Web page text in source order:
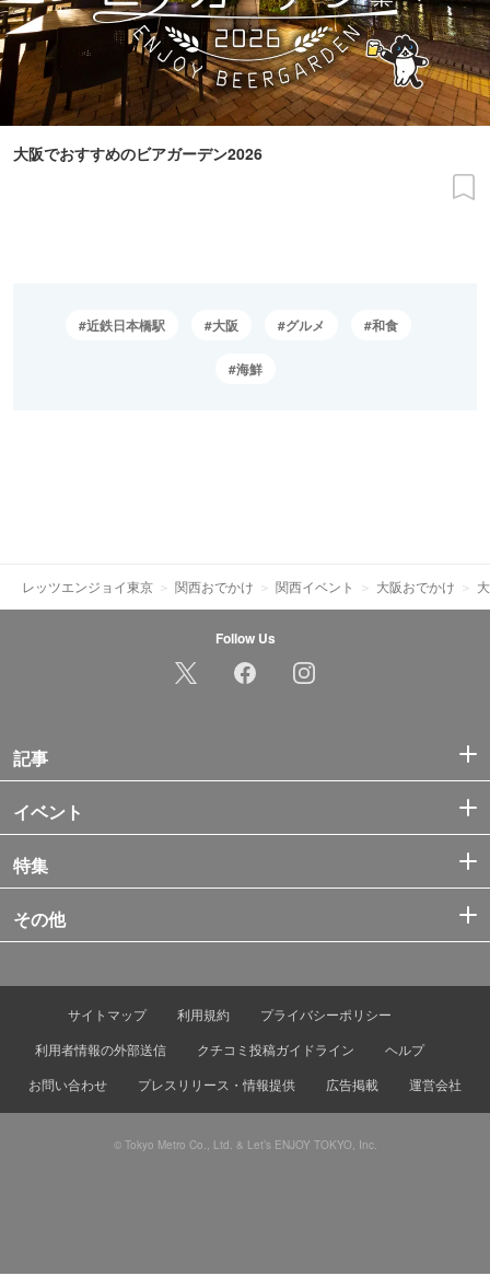
大阪でおすすめのビアガーデン2026
近鉄日本橋駅 大阪 グルメ 和食
海鮮
レッツエンジョイ東京 関西おでかけ 関西イベント 大阪おでかけ
Follow Us
記事
イベント
特集
その他
サイトマップ 利用規約
プライバシーポリシー
利用者情報の外部送信
クチコミ投稿ガイドライン
ヘルプ
お問い合わせ
プレスリリース・情報提供 広告掲載 運営会社
© Tokyo Metro Co., Ltd. & Let’s ENJOY TOKYO, Inc.